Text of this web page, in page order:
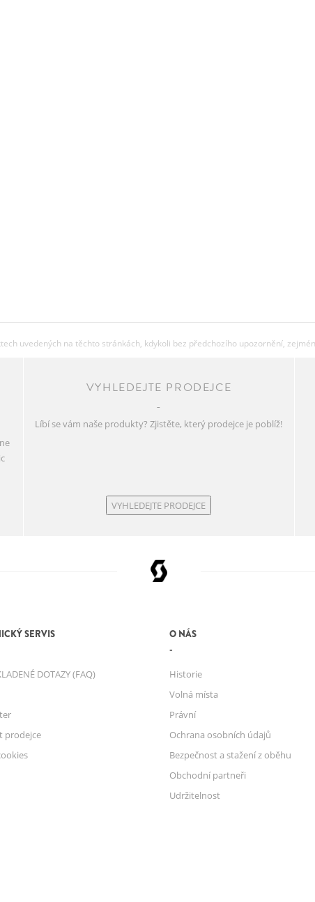
uvedených na těchto stránkách, kdykoli bez předchozího upozornění,
VYHLEDEJTE PRODEJCE
Líbí se vám naše produkty? Zjistěte, který prodejce je poblíž!
VYHLEDEJTE PRODEJCE
SERVIS
DOTAZY (FAQ)
prodejce
O NÁS
Historie
Volná místa
Právní
Ochrana osobních údajů
Bezpečnost a stažení z oběhu
Obchodní partneři
Udržitelnost